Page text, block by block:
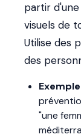
partir
visuels de
Utilise des
des
"une